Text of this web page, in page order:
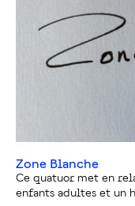
Zone Blanche
Ce quatuor met en
enfants adultes et un